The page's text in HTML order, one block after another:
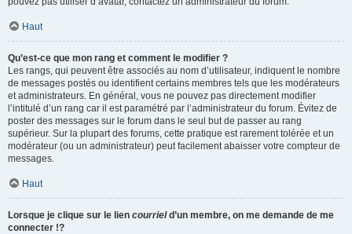
Haut
Qu’est-ce que mon rang et comment le modifier ?
Les rangs, qui peuvent être associés au nom d’utilisateur, indiquent le nombre
de messages postés ou identifient certains membres tels que les modérateurs
et administrateurs. En général, vous ne pouvez pas directement modifier
l’intitulé d’un rang car il est paramétré par l’administrateur du forum. Évitez de
poster des messages sur le forum dans le seul but de passer au rang
supérieur. Sur la plupart des forums, cette pratique est rarement tolérée et un
modérateur (ou un administrateur) peut facilement abaisser votre compteur de
messages.
Haut
Lorsque je clique sur le lien courrield’un membre, on me demande de me
connecter !?